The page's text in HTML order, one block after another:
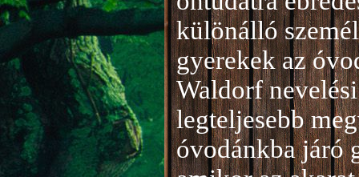
különálló
gyerekek az
Waldorf
legteljesebb
óvodánkba járó